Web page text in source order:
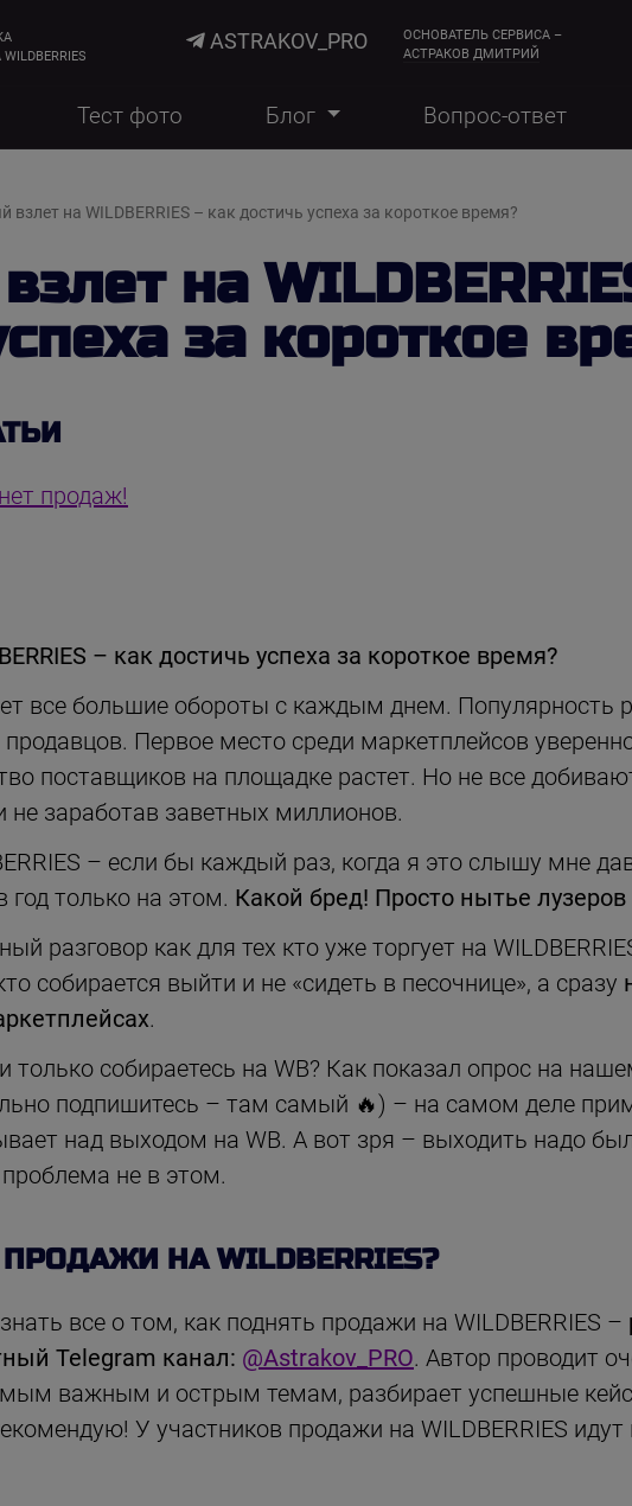
ASTRAKOV_PRO
ОСНОВАТЕЛЬ СЕРВИСА –
АСТРАКОВ ДМИТРИЙ
Тест фото Блог Вопрос-ответ
взлет на WILDBERRIES – как достичь успеха за короткое время?
на
за короткое
продаж!
– как достичь успеха за короткое время?
все большие обороты с каждым днем. Популярность
продавцов. Первое место среди маркетплейсов
поставщиков на площадке растет. Но не все
не заработав заветных миллионов.
– если бы каждый раз, когда я это слышу мне
только на этом. Какой бред! Просто нытье лузеров
разговор как для тех кто уже торгует на
собирается выйти и не «сидеть в песочнице», а сразу
.
собираетесь на WB? Как показал опрос на
подпишитесь – там самый 🔥) – на самом деле
над выходом на WB. А вот зря – выходить надо
не в этом.
НА WILDBERRIES?
все о том, как поднять продажи на WILDBERRIES –
Telegram канал: @Astrakov_PRO. Автор проводит
важным и острым темам, разбирает успешные
У участников продажи на WILDBERRIES идут